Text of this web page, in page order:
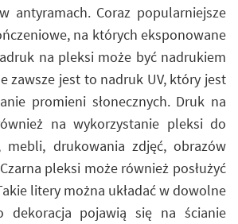
antyramach. Coraz popularniejsze
na których eksponowane
na pleksi może być nadrukiem
zawsze jest to nadruk UV, który jest
promieni słonecznych. Druk na
na wykorzystanie pleksi do
mebli, drukowania zdjęć, obrazów
pleksi może również posłużyć
litery można układać w dowolne
dekoracja pojawią się na ścianie